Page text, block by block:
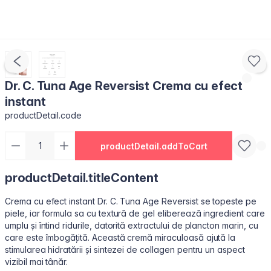
Dr. C. Tuna Age Reversist Crema cu efect
instant
productDetail.code
productDetail.addToCart
productDetail.titleContent
Crema cu efect instant Dr. C. Tuna Age Reversist se topeste pe
piele, iar formula sa cu textură de gel eliberează ingredient care
umplu și întind ridurile, datorită extractului de plancton marin, cu
care este îmbogățită. Această cremă miraculoasă ajută la
stimularea hidratării și sintezei de collagen pentru un aspect
vizibil mai tânăr.